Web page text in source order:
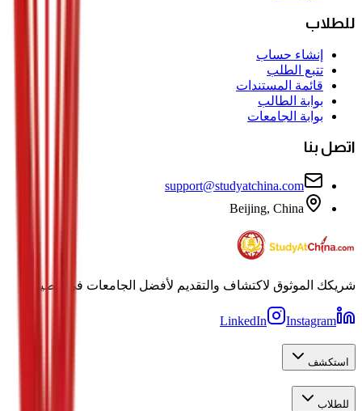
للطلاب
إنشاء حساب
تتبع الطلب
قائمة المستندات
بوابة الطالب
بوابة الجامعات
اتصل بنا
support@studyatchina.com
Beijing, China
شريكك الموثوق لاكتشاف والتقديم لأفضل الجامعات في الصين.
LinkedIn Instagram
استكشف
للطلاب